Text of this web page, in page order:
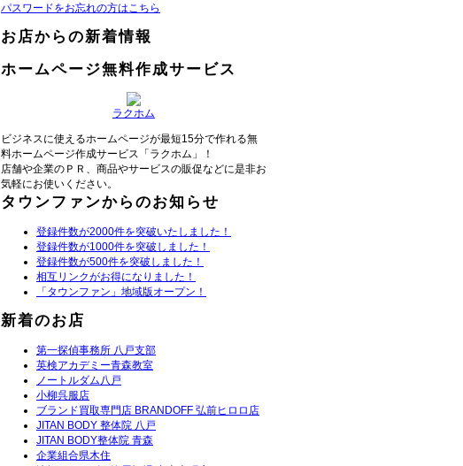
パスワードをお忘れの方はこちら
お店からの新着情報
ホームページ無料作成サービス
ラクホム
ビジネスに使えるホームページが最短15分で作れる無
料ホームページ作成サービス「ラクホム」！
店舗や企業のＰＲ、商品やサービスの販促などに是非お
気軽にお使いください。
タウンファンからのお知らせ
登録件数が2000件を突破いたしました！
登録件数が1000件を突破しました！
登録件数が500件を突破しました！
相互リンクがお得になりました！
「タウンファン」地域版オープン！
新着のお店
第一探偵事務所 八戸支部
英検アカデミー青森教室
ノートルダム八戸
小柳呉服店
ブランド買取専門店 BRANDOFF 弘前ヒロロ店
JITAN BODY 整体院 八戸
JITAN BODY整体院 青森
企業組合県木住